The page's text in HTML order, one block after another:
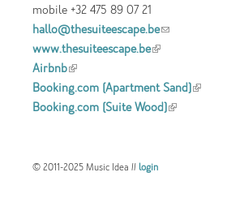
mobile +32 475 89 07 21
hallo@thesuiteescape.be(link sends e-mail)
www.thesuiteescape.be(link is external)
Airbnb(link is external)
Booking.com (Apartment Sand)(link is
Booking.com (Suite Wood)(link is external)
© 2011-2025 Music Idea //login